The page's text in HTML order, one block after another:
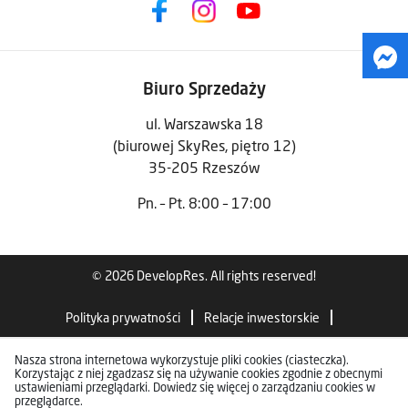
Biuro Sprzedaży
ul. Warszawska 18
(biurowej SkyRes, piętro 12)
35-205 Rzeszów
Pn. – Pt. 8:00 – 17:00
© 2026 DevelopRes. All rights reserved!
Polityka prywatności Relacje inwestorskie
Standardy wykończenia
Nasza strona internetowa wykorzystuje pliki cookies (ciasteczka).
Korzystając z niej zgadzasz się na używanie cookies zgodnie z obecnymi
ustawieniami przeglądarki. Dowiedz się więcej o zarządzaniu cookies w
przeglądarce.